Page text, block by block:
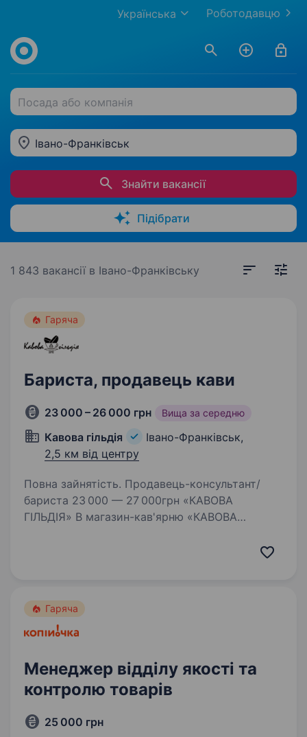
Роботодавцю
Українська
Посада або компанія
Івано-Франківськ
Знайти вакансії
Підібрати
1 843 вакансії в Івано-Франківську
Гаряча
Бариста, продавець кави
23 000 – 26 000 грн Вища за середню
Кавова гільдія
Івано-Франківськ,
2,5 км від центру
Повна зайнятість. Продавець-консультант/
бариста 23 000 — 27 000грн «КАВОВА
ГІЛЬДІЯ» В магазин-кав'ярню «КАВОВА
Гаряча
Менеджер відділу якості та
контролю товарів
25 000 грн